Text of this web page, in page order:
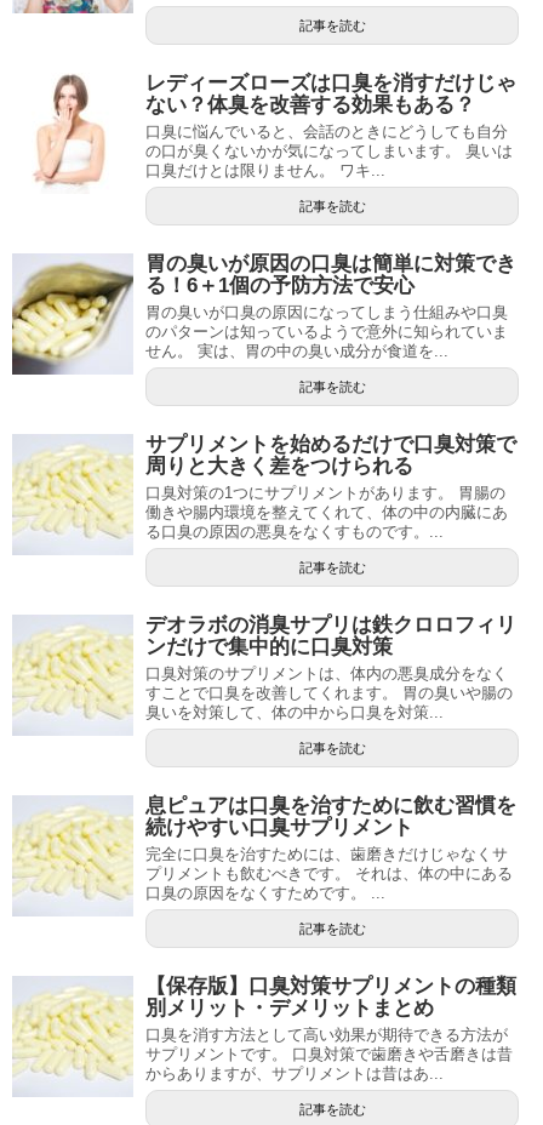
記事を読む
レディーズローズは口臭を消すだけじゃ
ない？体臭を改善する効果もある？
口臭に悩んでいると、会話のときにどうしても自分
の口が臭くないかが気になってしまいます。 臭いは
口臭だけとは限りません。 ワキ...
記事を読む
胃の臭いが原因の口臭は簡単に対策でき
る！6＋1個の予防方法で安心
胃の臭いが口臭の原因になってしまう仕組みや口臭
のパターンは知っているようで意外に知られていま
せん。 実は、胃の中の臭い成分が食道を...
記事を読む
サプリメントを始めるだけで口臭対策で
周りと大きく差をつけられる
口臭対策の1つにサプリメントがあります。 胃腸の
働きや腸内環境を整えてくれて、体の中の内臓にあ
る口臭の原因の悪臭をなくすものです。...
記事を読む
デオラボの消臭サプリは鉄クロロフィリ
ンだけで集中的に口臭対策
口臭対策のサプリメントは、体内の悪臭成分をなく
すことで口臭を改善してくれます。 胃の臭いや腸の
臭いを対策して、体の中から口臭を対策...
記事を読む
息ピュアは口臭を治すために飲む習慣を
続けやすい口臭サプリメント
完全に口臭を治すためには、歯磨きだけじゃなくサ
プリメントも飲むべきです。 それは、体の中にある
口臭の原因をなくすためです。 ...
記事を読む
【保存版】口臭対策サプリメントの種類
別メリット・デメリットまとめ
口臭を消す方法として高い効果が期待できる方法が
サプリメントです。 口臭対策で歯磨きや舌磨きは昔
からありますが、サプリメントは昔はあ...
記事を読む